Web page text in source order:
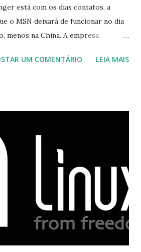
está com os dias contatos, a
o MSN deixará de funcionar no dia
menos na China. A empresa
do MSN, segundo a empresa, os
como muitos profissionais de TI) ,
Linux, claro, sempre existem outras
se mostra como opção.
UM COMENTÁRIO LEIA MAIS